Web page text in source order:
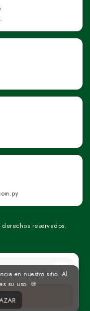
un
reservados.
en nuestro sitio. Al
su uso. 🍪